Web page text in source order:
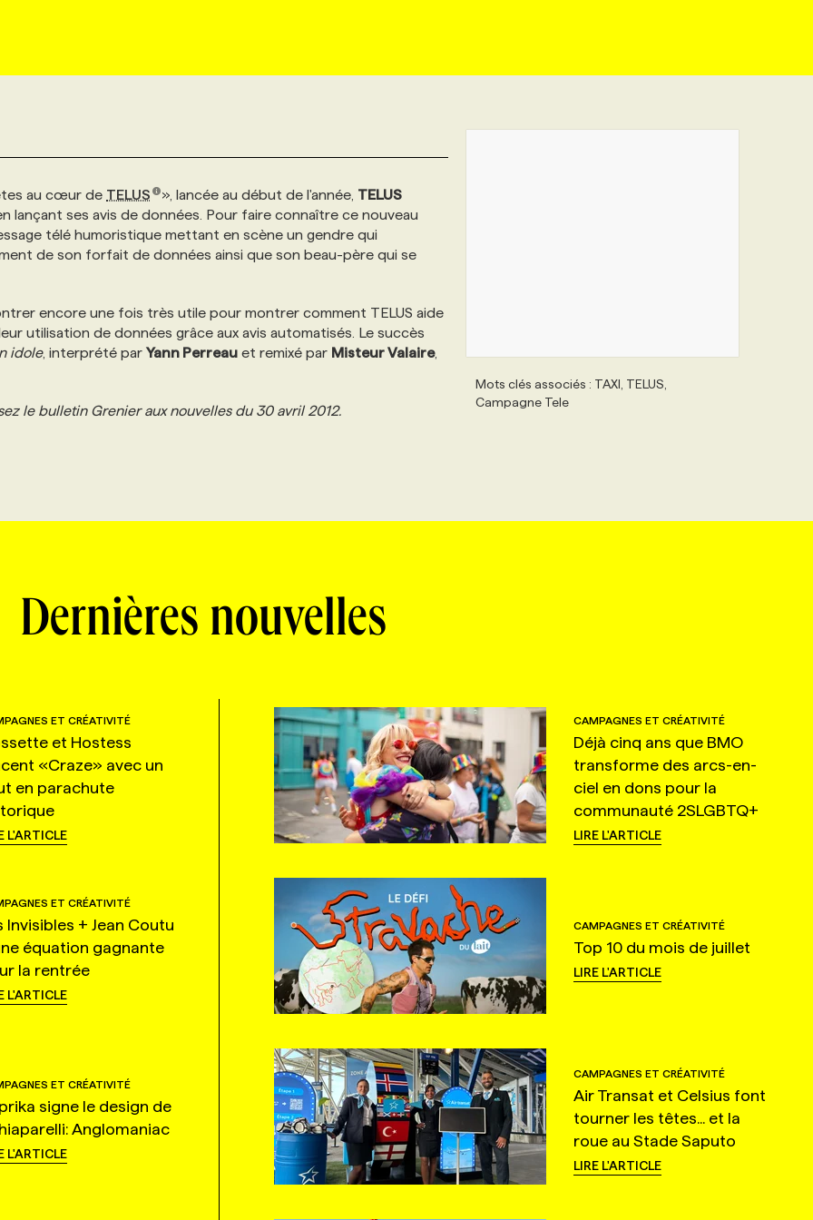
au cœur de TELUS », lancée au début de l'année, TELUS
lançant ses avis de données. Pour faire connaître ce nouveau
télé humoristique mettant en scène un gendre qui
de son forfait de données ainsi que son beau-père qui se
encore une fois très utile pour montrer comment TELUS aide
utilisation de données grâce aux avis automatisés. Le succès
idole, interprété par Yann Perreau et remixé par Misteur Valaire,
le bulletin Grenier aux nouvelles du 30 avril 2012.
Mots clés associés : TAXI, TELUS,
Campagne Tele
Dernières nouvelles
ET CRÉATIVITÉ
et Hostess
«Craze» avec un
en parachute
L'ARTICLE
CAMPAGNES ET CRÉATIVITÉ
Déjà cinq ans que BMO
transforme des arcs-en-
ciel en dons pour la
communauté 2SLGBTQ+
LIRE L'ARTICLE
ET CRÉATIVITÉ
Invisibles + Jean Coutu
équation gagnante
la rentrée
L'ARTICLE
CAMPAGNES ET CRÉATIVITÉ
Top 10 du mois de juillet
LIRE L'ARTICLE
ET CRÉATIVITÉ
signe le design de
Anglomaniac
L'ARTICLE
CAMPAGNES ET CRÉATIVITÉ
Air Transat et Celsius font
tourner les têtes... et la
roue au Stade Saputo
LIRE L'ARTICLE